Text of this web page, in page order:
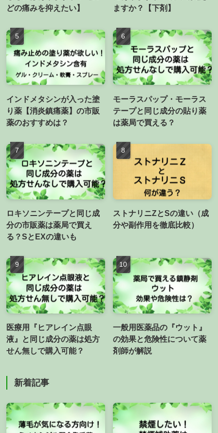
どの痛みを抑えたい】
ますか？【下剤】
インドメタシンが入った塗
り薬【消炎鎮痛薬】の市販
薬のおすすめは？
モーラスパップ・モーラス
テープと同じ成分の貼り薬
は薬局で買える？
ロキソニンテープと同じ成
分の市販薬は薬局で買え
る？SとEXの違いも
ストナリニZとSの違い（成
分や副作用を徹底比較）
医療用『ヒアレイン点眼
液』と同じ成分の薬は処方
せん無しで購入可能？
一般用医薬品の『ウット』
の効果と危険性について薬
剤師が解説
新着記事